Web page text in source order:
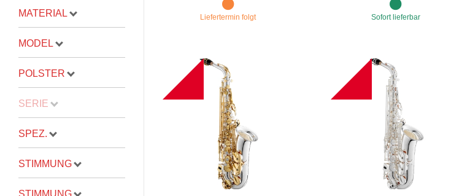
STREICHINSTRUMENTE
Celli
MATERIAL
MODEL
POLSTER
SERIE
SPEZ.
STIMMUNG
STIMMUNG
Liefertermin folgt Sofort lieferbar